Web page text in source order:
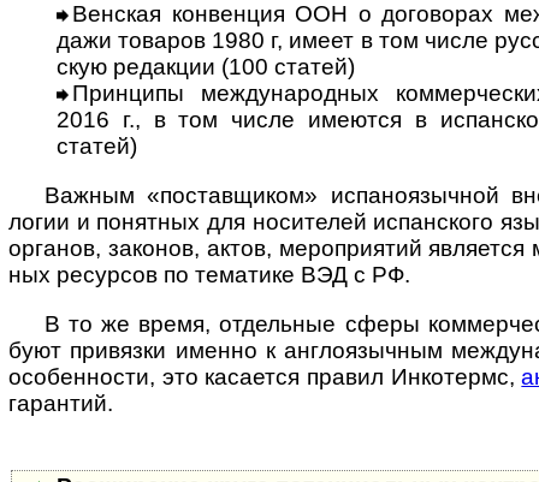
Венская конвенция ООН о договорах
да­жи това­ров 1980 г, имеет в том числе
скую редак­ции (100 статей)
Принципы международных
2016 г., в том числе имею­тся в
статей)
Важным «поставщиком» испаноязычной
ло­гии и понят­ных для носи­те­лей испан­ского
орга­нов, зако­нов, актов, меро­при­я­тий
ных ресур­сов по тема­тике ВЭД с РФ.
В то же время, отдельные сферы
буют при­вя­зки именно к ан­г­ло­языч­ным
осо­бен­но­сти, это каса­ется пра­вил Инко­термс,
гарантий.